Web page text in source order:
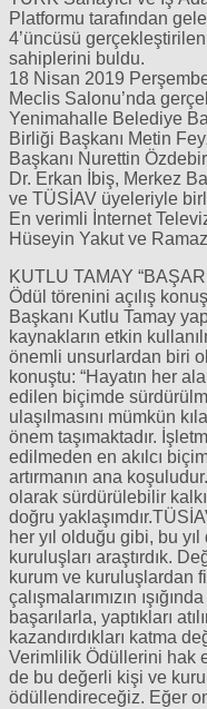
Platformu tarafından
4’üncüsü
sahiplerini buldu.
18 Nisan 2019
Meclis Salonu’nda
Yenimahalle Belediye
Birliği Başkanı Metin
Başkanı Nurettin
Dr. Erkan İbiş, Merkez
ve TÜSİAV üyeleriyle
En verimli İnternet
Hüseyin Yakut ve
KUTLU TAMAY
Ödül törenini açılış
Başkanı Kutlu Tamay
kaynakların etkin
önemli unsurlardan biri
konuştu: “Hayatın her
edilen biçimde
ulaşılmasını mümkün
önem taşımaktadır.
edilmeden en akılcı
artırmanın ana
olarak sürdürülebilir
doğru
her yıl olduğu gibi, bu
kuruluşları araştırdık.
kurum ve kuruluşlardan
çalışmalarımızın
başarılarla, yaptıkları
kazandırdıkları katma
Verimlilik Ödüllerini hak
de bu değerli kişi ve
ödüllendireceğiz. Eğer